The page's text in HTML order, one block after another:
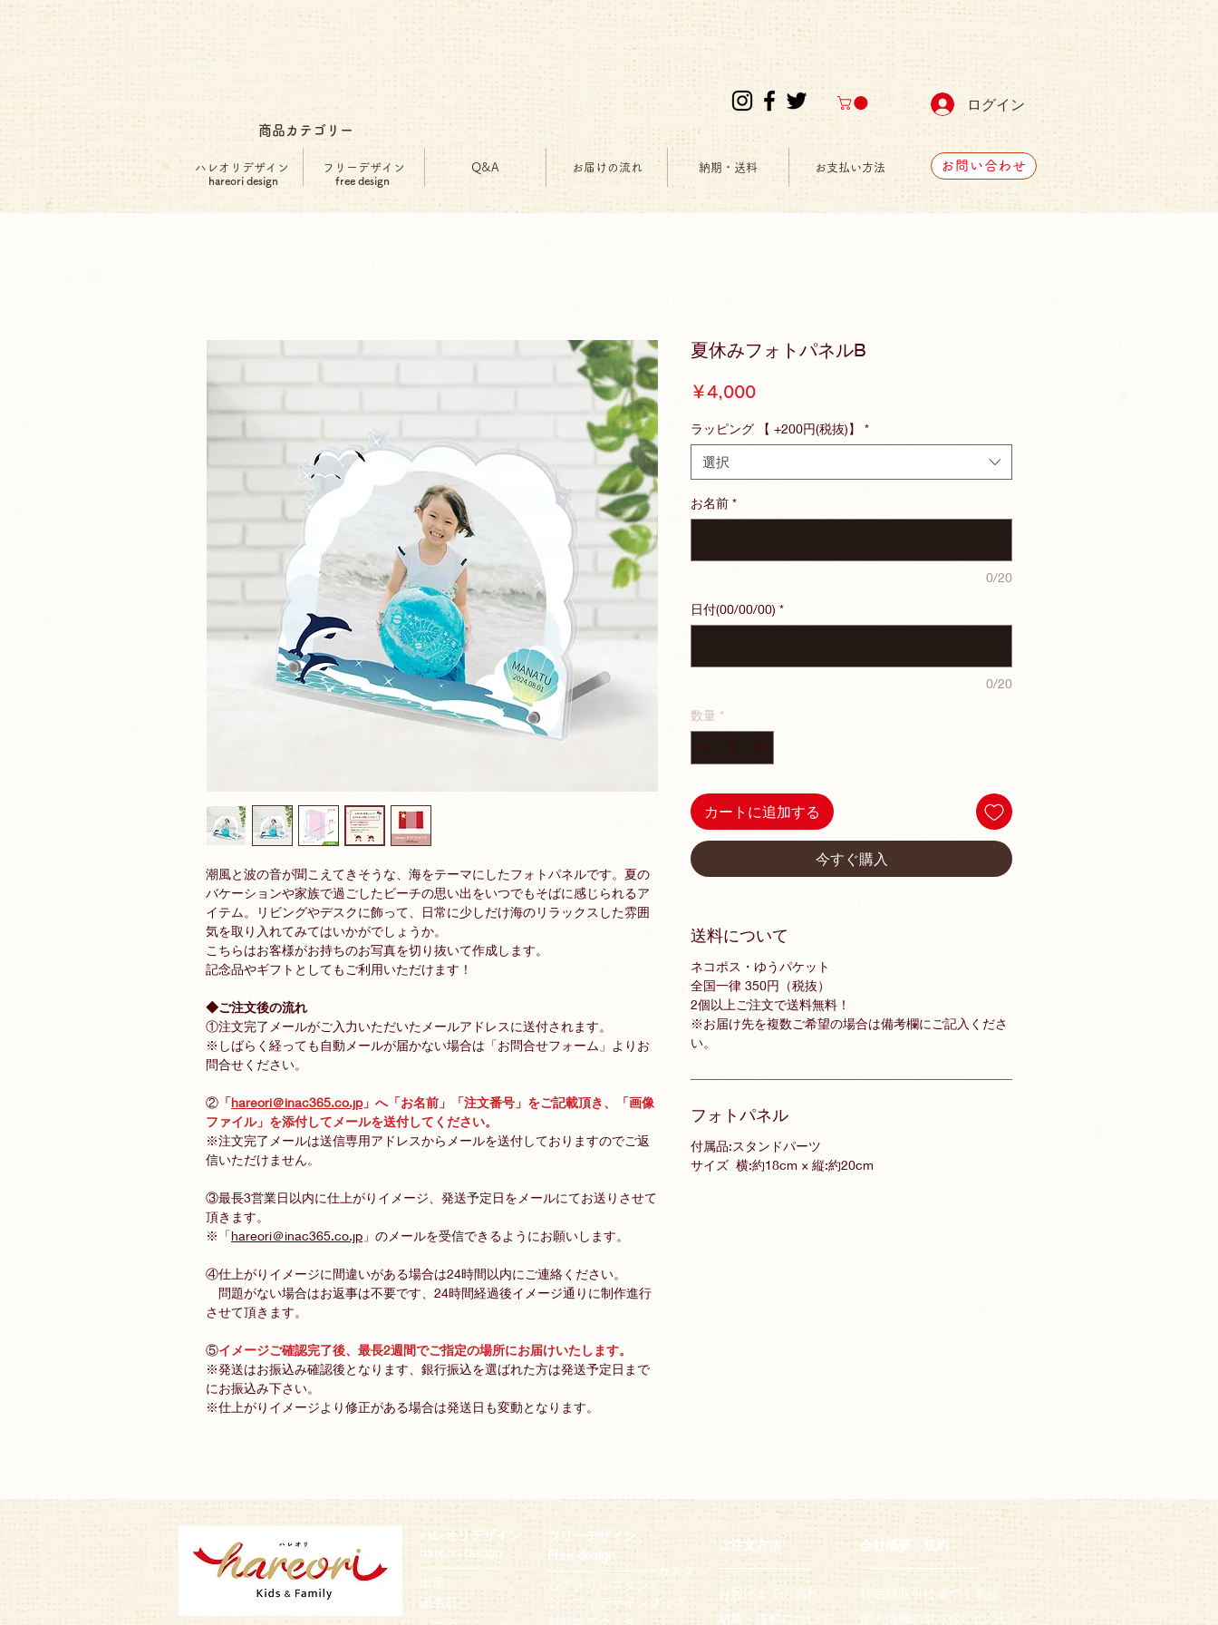
ログイン
商品カテゴリー
ハレオリデザイン フリーデザイン Q&A お届けの流れ 納期・送料 お支払い方法
hareori design free design
お問い合わせ
潮風と波の音が聞こえてきそうな、海をテーマにしたフォトパネルです。夏の
バケーションや家族で過ごしたビーチの思い出をいつでもそばに感じられるア
イテム。リビングやデスクに飾って、日常に少しだけ海のリラックスした雰囲
気を取り入れてみてはいかがでしょうか。
こちらはお客様がお持ちのお写真を切り抜いて作成します。
記念品やギフトとしてもご利用いただけます！
◆ご注文後の流れ
①注文完了メールがご入力いただいたメールアドレスに送付されます。
※しばらく経っても自動メールが届かない場合は「お問合せフォーム」よりお
問合せください。
② 「hareori＠inac365.co.jp」へ「お名前」「注文番号」をご記載頂き、「画像
ファイル」を添付してメールを送付してください。
※注文完了メールは送信専用アドレスからメールを送付しておりますのでご返
信いただけません。
③最長3営業日以内に仕上がりイメージ、発送予定日をメールにてお送りさせて
頂きます。
※「hareori＠inac365.co.jp 」のメールを受信できるようにお願いします。
④仕上がりイメージに間違いがある場合は24時間以内にご連絡ください。
問題がない場合はお返事は不要です、24時間経過後イメージ通りに制作進行
させて頂きます。
⑤イメージご確認完了後、最長2週間でご指定の場所にお届けいたします。
※発送はお振込み確認後となります、銀行振込を選ばれた方は発送予定日まで
にお振込み下さい。
※仕上がりイメージより修正がある場合は発送日も変動となります。
夏休みフォトパネルB
￥4,000価
ラッピング 【 +200円(税抜)】 *
選択
お名前 *
0/20
日付(00/00/00) *
0/20
数量 *
カートに追加する
今すぐ購入
送料について
ネコポス・ゆうパケット
全国一律 350円（税抜）
2個以上ご注文で送料無料！
※お届け先を複数ご希望の場合は備考欄にご記入くださ
い。
フォトパネル
付属品:スタンドパーツ
サイズ 横:約18cm × 縦:約20cm
ハレオリデザイン
hareori design
─────────
出産
誕生日
フリーデザイン
Free design
────────────カスタ
ムアクリルスタンド
シンプルデザイングッズ
似顔絵アクス タ
ご注文方法
──────────
お届けまでの流れ
納期・ 送料について
会社概要・規約
─────────────
特定商取引に基づく表記​
個人情報の取り扱いについて